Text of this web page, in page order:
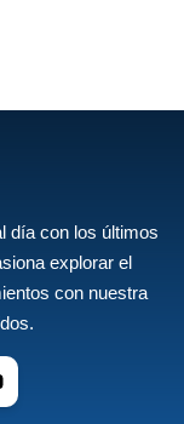
día con los últimos
explorar el
con nuestra